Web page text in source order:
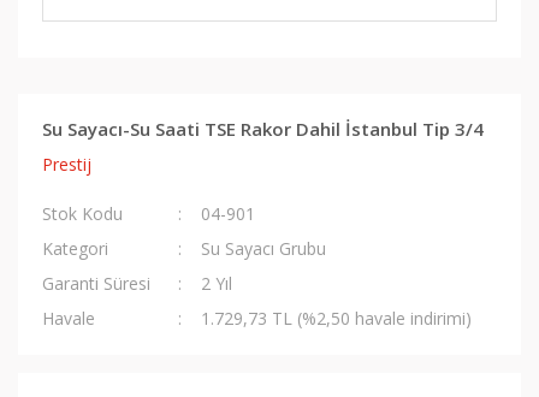
Su Sayacı-Su Saati TSE Rakor Dahil İstanbul Tip 3/4
Prestij
Stok Kodu
04-901
Kategori
Su Sayacı Grubu
Garanti Süresi
2 Yıl
Havale
1.729,73 TL (%2,50 havale indirimi)